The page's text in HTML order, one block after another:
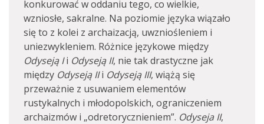
konkurować w oddaniu tego, co wielkie,
wzniosłe, sakralne. Na poziomie języka wiązało
się to z kolei z archaizacją, uwzniośleniem i
uniezwykleniem. Różnice językowe między
Odyseją Ii Odyseją II, nie tak drastyczne jak
między Odyseją IIi Odyseją III, wiążą się
przeważnie z usuwaniem elementów
rustykalnych i młodopolskich, ograniczeniem
archaizmów i „odretorycznieniem”. Odyseja II,